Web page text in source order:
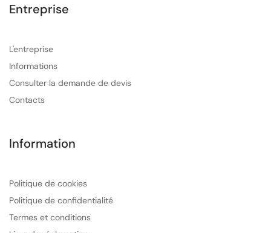
Entreprise
L'entreprise
Informations
Consulter la demande de devis
Contacts
Information
Politique de cookies
Politique de confidentialité
Termes et conditions